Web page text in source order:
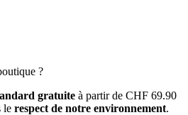
?
gratuite à partir de CHF 69.90
le respect de notre environnement.